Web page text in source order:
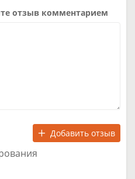
отзыв комментарием
Добавить отзыв